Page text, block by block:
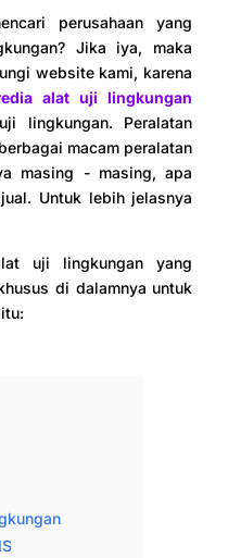
perusahaan yang
Jika iya, maka
website kami, karena
alat uji lingkungan
lingkungan. Peralatan
macam peralatan
masing - masing, apa
Untuk lebih jelasnya
uji lingkungan yang
di dalamnya untuk